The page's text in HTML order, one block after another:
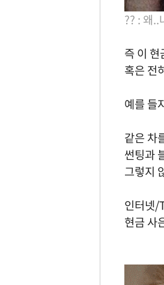
?? : 왜..
즉 이
혹은 전
예를 들
같은 차
썬팅과
그렇지
인터넷/
현금 사